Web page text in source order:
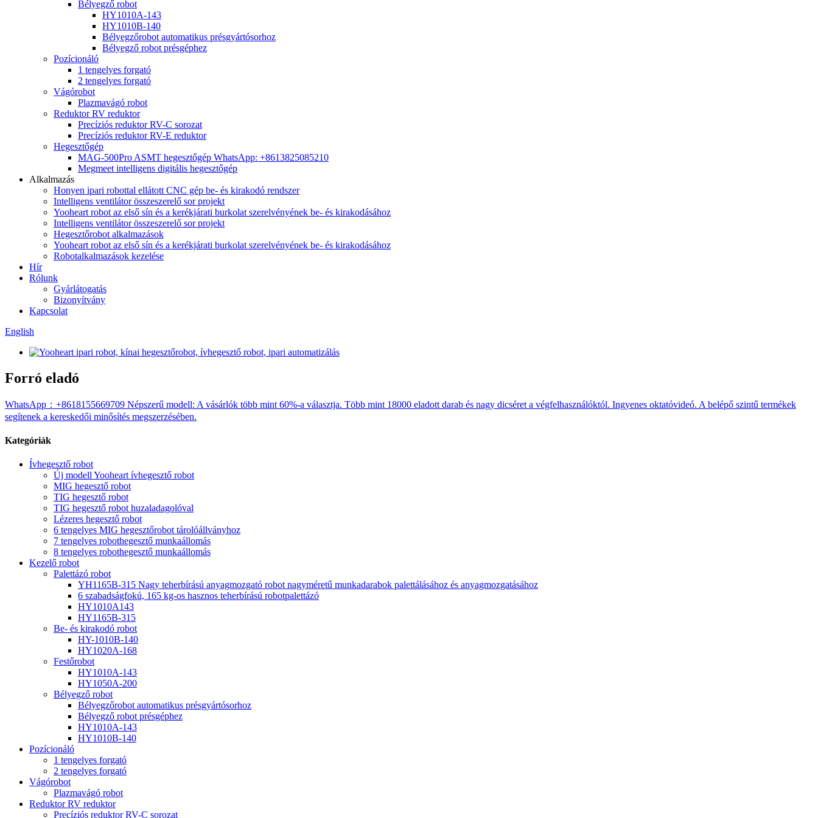
Bélyegző robot
HY1010A-143
HY1010B-140
Bélyegzőrobot automatikus présgyártósorhoz
Bélyegző robot présgéphez
Pozícionáló
1 tengelyes forgató
2 tengelyes forgató
Vágórobot
Plazmavágó robot
Reduktor RV reduktor
Precíziós reduktor RV-C sorozat
Precíziós reduktor RV-E reduktor
Hegesztőgép
MAG-500Pro ASMT hegesztőgép WhatsApp: +8613825085210
Megmeet intelligens digitális hegesztőgép
Alkalmazás
Honyen ipari robottal ellátott CNC gép be- és kirakodó rendszer
Intelligens ventilátor összeszerelő sor projekt
Yooheart robot az első sín és a kerékjárati burkolat szerelvényének be- és kirakodásához
Intelligens ventilátor összeszerelő sor projekt
Hegesztőrobot alkalmazások
Yooheart robot az első sín és a kerékjárati burkolat szerelvényének be- és kirakodásához
Robotalkalmazások kezelése
Hír
Rólunk
Gyárlátogatás
Bizonyítvány
Kapcsolat
English
Forró eladó
WhatsApp：+8618155669709 Népszerű modell: A vásárlók több mint 60%-a választja. Több mint 18000 eladott darab és nagy dicséret a végfelhasználóktól. Ingyenes oktatóvideó. A belépő szintű termékek
segítenek a kereskedői minősítés megszerzésében.
Kategóriák
Ívhegesztő robot
Új modell Yooheart ívhegesztő robot
MIG hegesztő robot
TIG hegesztő robot
TIG hegesztő robot huzaladagolóval
Lézeres hegesztő robot
6 tengelyes MIG hegesztőrobot tárolóállványhoz
7 tengelyes robothegesztő munkaállomás
8 tengelyes robothegesztő munkaállomás
Kezelő robot
Palettázó robot
YH1165B-315 Nagy teherbírású anyagmozgató robot nagyméretű munkadarabok palettálásához és anyagmozgatásához
6 szabadságfokú, 165 kg-os hasznos teherbírású robotpalettázó
HY1010A143
HY1165B-315
Be- és kirakodó robot
HY-1010B-140
HY1020A-168
Festőrobot
HY1010A-143
HY1050A-200
Bélyegző robot
Bélyegzőrobot automatikus présgyártósorhoz
Bélyegző robot présgéphez
HY1010A-143
HY1010B-140
Pozícionáló
1 tengelyes forgató
2 tengelyes forgató
Vágórobot
Plazmavágó robot
Reduktor RV reduktor
Precíziós reduktor RV-C sorozat